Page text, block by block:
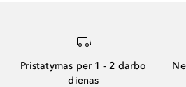
Pristatymas per 1 - 2 darbo
dienas